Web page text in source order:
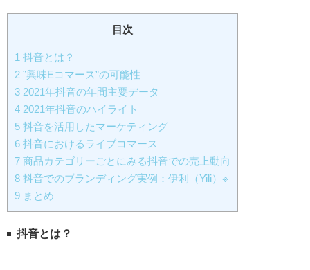
目次
1 抖音とは？
2 ”興味Eコマース”の可能性
3 2021年抖音の年間主要データ
4 2021年抖音のハイライト
5 抖音を活用したマーケティング
6 抖音におけるライブコマース
7 商品カテゴリーごとにみる抖音での売上動向
8 抖音でのブランディング実例：伊利（Yili）※
9 まとめ
抖音とは？